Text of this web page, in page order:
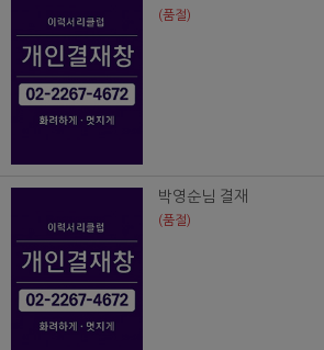
(품절)
박영순님 결재
(품절)